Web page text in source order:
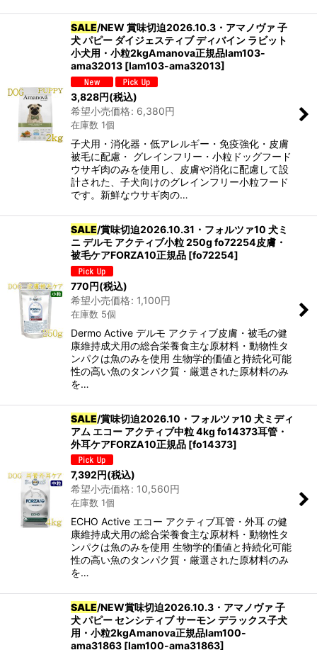
SALE/NEW 賞味切迫2026.10.3・アマノヴァ 子
犬 パピー ダイジェスティブ ディバイン ラビット
小犬用・小粒2kgAmanova正規品lam103-
ama32013 [lam103-ama32013]
3,828円(税込)
希望小売価格: 6,380円
在庫数 1個
子犬用・消化器・低アレルギー・免疫強化・皮膚
被毛に配慮・ グレインフリー・小粒ドッグフード
ウサギ肉のみを使用し、皮膚や消化に配慮して設
計された、子犬向けのグレインフリー小粒フード
です。新鮮なウサギ肉の…
SALE/賞味切迫2026.10.31・フォルツァ10 犬ミ
ニ デルモ アクティブ小粒 250g fo72254皮膚・
被毛ケアFORZA10正規品 [fo72254]
770円(税込)
希望小売価格: 1,100円
在庫数 5個
Dermo Active デルモ アクティブ皮膚・被毛の健
康維持成犬用の総合栄養食主な原材料・動物性タ
ンパクは魚のみを使用 生物学的価値と持続化可能
性の高い魚のタンパク質・厳選された原材料のみ
を…
SALE/賞味切迫2026.10・フォルツァ10 犬ミディ
アム エコー アクティブ中粒 4kg fo14373耳管・
外耳ケアFORZA10正規品 [fo14373]
7,392円(税込)
希望小売価格: 10,560円
在庫数 1個
ECHO Active エコー アクティブ耳管・外耳 の健
康維持成犬用の総合栄養食主な原材料・動物性タ
ンパクは魚のみを使用 生物学的価値と持続化可能
性の高い魚のタンパク質・厳選された原材料のみ
を…
SALE/NEW賞味切迫2026.10.3・アマノヴァ 子
犬 パピー センシティブ サーモン デラックス子犬
用・小粒2kgAmanova正規品lam100-
ama31863 [lam100-ama31863]